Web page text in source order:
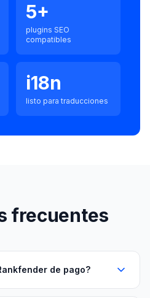
5+
plugins SEO
compatibles
i18n
listo para traducciones
frecuentes
de pago?